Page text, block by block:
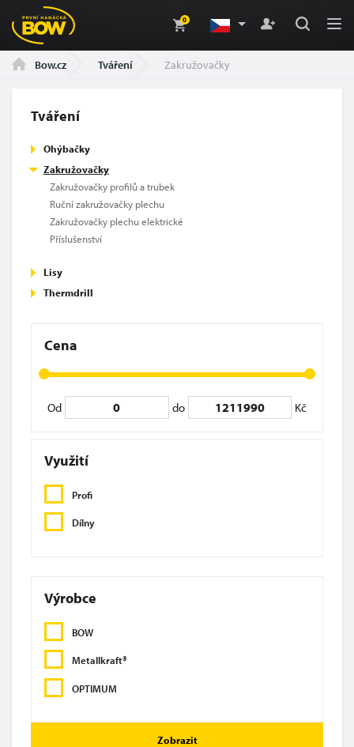
0
Bow.cz Tváření Zakružovačky
Tváření
Ohýbačky
Zakružovačky
Zakružovačky profilů a trubek
Ruční zakružovačky plechu
Zakružovačky plechu elektrické
Příslušenství
Lisy
Thermdrill
Cena
Od do Kč
Využití
Profi
Dílny
Výrobce
BOW
Metallkraft®
OPTIMUM
Zobrazit